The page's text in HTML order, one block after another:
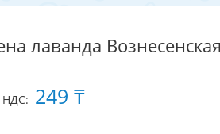
лаванда
НДС: 249 ₸